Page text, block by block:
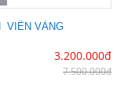
VIỀN VÀNG
3.200.000đ
7.500.000đ